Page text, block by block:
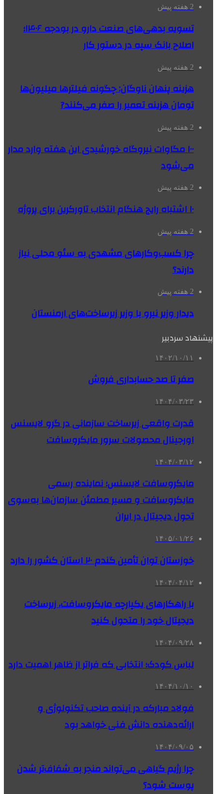
2 هفته پیش
تسویه بدهی‌های صنعت دارو در بودجه ۱۴۰۶؛
اصلاح بانک سپه در دستور کار
2 هفته پیش
هزینه پنهان ناوگان: چگونه فیلترها میلیون‌ها
تومان هزینه تعمیر را صفر می‌کنند?
2 هفته پیش
۱۰۰ مگاوات نیروگاه‌ خورشیدی این هفته وارد مدار
می‌شود
2 هفته پیش
۱۰ اشتباه رایج هنگام انتخاب تاورکرین برای پروژه
2 هفته پیش
چرا کسب‌وکارهای مشهدی به سئو محلی نیاز
دارند؟
2 هفته پیش
دیدار وزیر نیرو با وزیر زیرساخت‌های ارمنستان
پیشنهاد سردبیر
۱۴۰۲/۱۰/۱۱
صفر تا صد حسابداری فروش
۱۴۰۴/۰۳/۲۳
قدرت واقعی زیرساخت سازمانی در گرو لایسنس
اورجینال محصولات سرور مایکروسافت
۱۴۰۴/۰۳/۱۲
مایکروسافت لایسنس؛ نماینده رسمی
مایکروسافت و مسیر مطمئن سازمان‌ها به‌سوی
تحول دیجیتال در ایران
۱۴۰۵/۰۱/۲۶
خوزستان توان تأمین گندم ۲۰ استان کشور را دارد
۱۴۰۴/۰۴/۱۲
با راهکارهای یکپارچه مایکروسافت، زیرساخت
دیجیتال خود را متحول کنید
۱۴۰۴/۰۹/۲۸
لباس کودک؛ انتخابی که فراتر از ظاهر اهمیت دارد
۱۴۰۴/۱۰/۱۰
فولاد مبارکه در آینده صاحب تکنولوژی و
ارائه‌دهنده دانش فنی خواهد بود
۱۴۰۴/۰۹/۰۵
چرا رژیم گیاهی می‌تواند منجر به شفاف‌تر شدن
پوست شود؟